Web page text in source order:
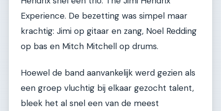
Experience. De bezetting was simpel maar
krachtig: Jimi op gitaar en zang, Noel Redding
op bas en Mitch Mitchell op drums.
Hoewel de band aanvankelijk werd gezien als
een groep vluchtig bij elkaar gezocht talent,
bleek het al snel een van de meest